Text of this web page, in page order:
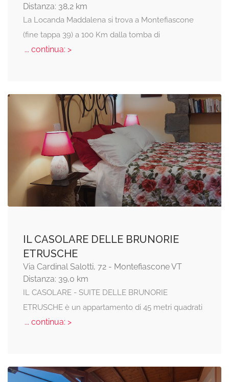
Distanza: 38,2 km
La Locanda Maddalena si trova a Montefiascone
(fine tappa 39) a 100 Km dalla tomba di
... continua: >
IL CASOLARE DELLE BRUNORIE
ETRUSCHE
Via Cardinal Salotti, 72 - Montefiascone VT
Distanza: 39,0 km
IL CASOLARE - SUITE DELLE BRUNORIE
ETRUSCHE è un appartamento di 45 metri quadrati
... continua: >